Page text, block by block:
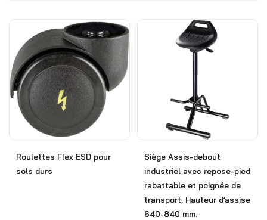
Roulettes Flex ESD pour
sols durs
Siège Assis-debout
industriel avec repose-pied
rabattable et poignée de
transport, Hauteur d’assise
640-840 mm.